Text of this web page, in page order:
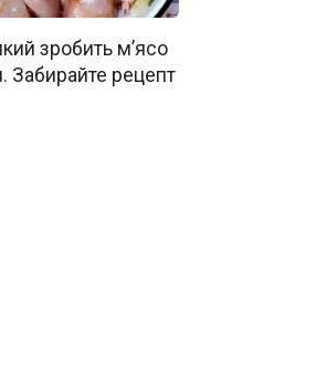
зробить м’ясо
Забирайте рецепт